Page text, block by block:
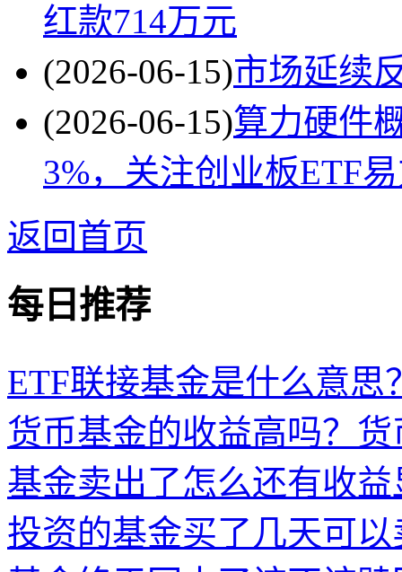
红款714万元
(2026-06-15)市场延续
(2026-06-15)算力硬件
3%，关注创业板ETF
返回首页
每日推荐
ETF联接基金是什么意思
货币基金的收益高吗？
基金卖出了怎么还有收
投资的基金买了几天可